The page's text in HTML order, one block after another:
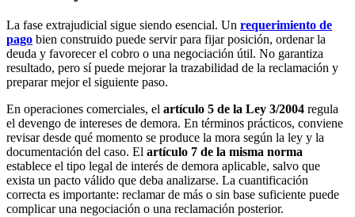
La fase extrajudicial sigue siendo esencial. Un requerimiento de
pago bien construido puede servir para fijar posición, ordenar la
deuda y favorecer el cobro o una negociación útil. No garantiza
resultado, pero sí puede mejorar la trazabilidad de la reclamación y
preparar mejor el siguiente paso.
En operaciones comerciales, el artículo 5 de la Ley 3/2004 regula
el devengo de intereses de demora. En términos prácticos, conviene
revisar desde qué momento se produce la mora según la ley y la
documentación del caso. El artículo 7 de la misma norma
establece el tipo legal de interés de demora aplicable, salvo que
exista un pacto válido que deba analizarse. La cuantificación
correcta es importante: reclamar de más o sin base suficiente puede
complicar una negociación o una reclamación posterior.